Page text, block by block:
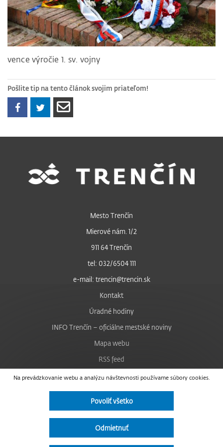
vence výročie 1. sv. vojny
Pošlite tip na tento článok svojim priateľom!
Na prevádzkovanie webu a analýzu návštevnosti používame súbory cookies.
Povoliť všetko
Odmietnuť
Mesto Trenčín
Mierové nám. 1/2
911 64 Trenčín
tel: 032/6504 111
e-mail: trencin@trencin.sk
Kontakt
Úradné hodiny
INFO Trenčín – oficiálne mestské noviny
Mapa webu
RSS feed
Nastavenie cookies
Facebook
Instagram
Vyhlásenie o prístupnosti